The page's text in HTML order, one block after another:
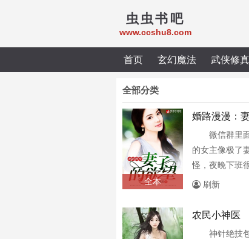
虫虫书吧
www.ccshu8.com
首页 玄幻魔法 武侠修真
全部分类
全本
婚路漫漫：
微信群里
的女主像极了
怪，夜晚下班
袜没有穿回家
刷新
农民小神医
神针绝技